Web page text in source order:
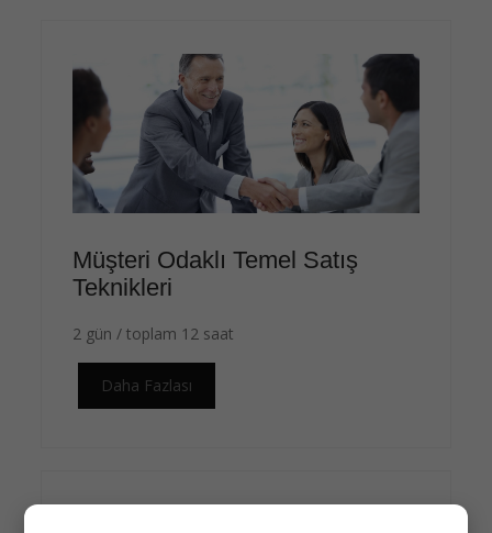
Müşteri Odaklı Temel Satış
Teknikleri
2 gün / toplam 12 saat
Daha Fazlası